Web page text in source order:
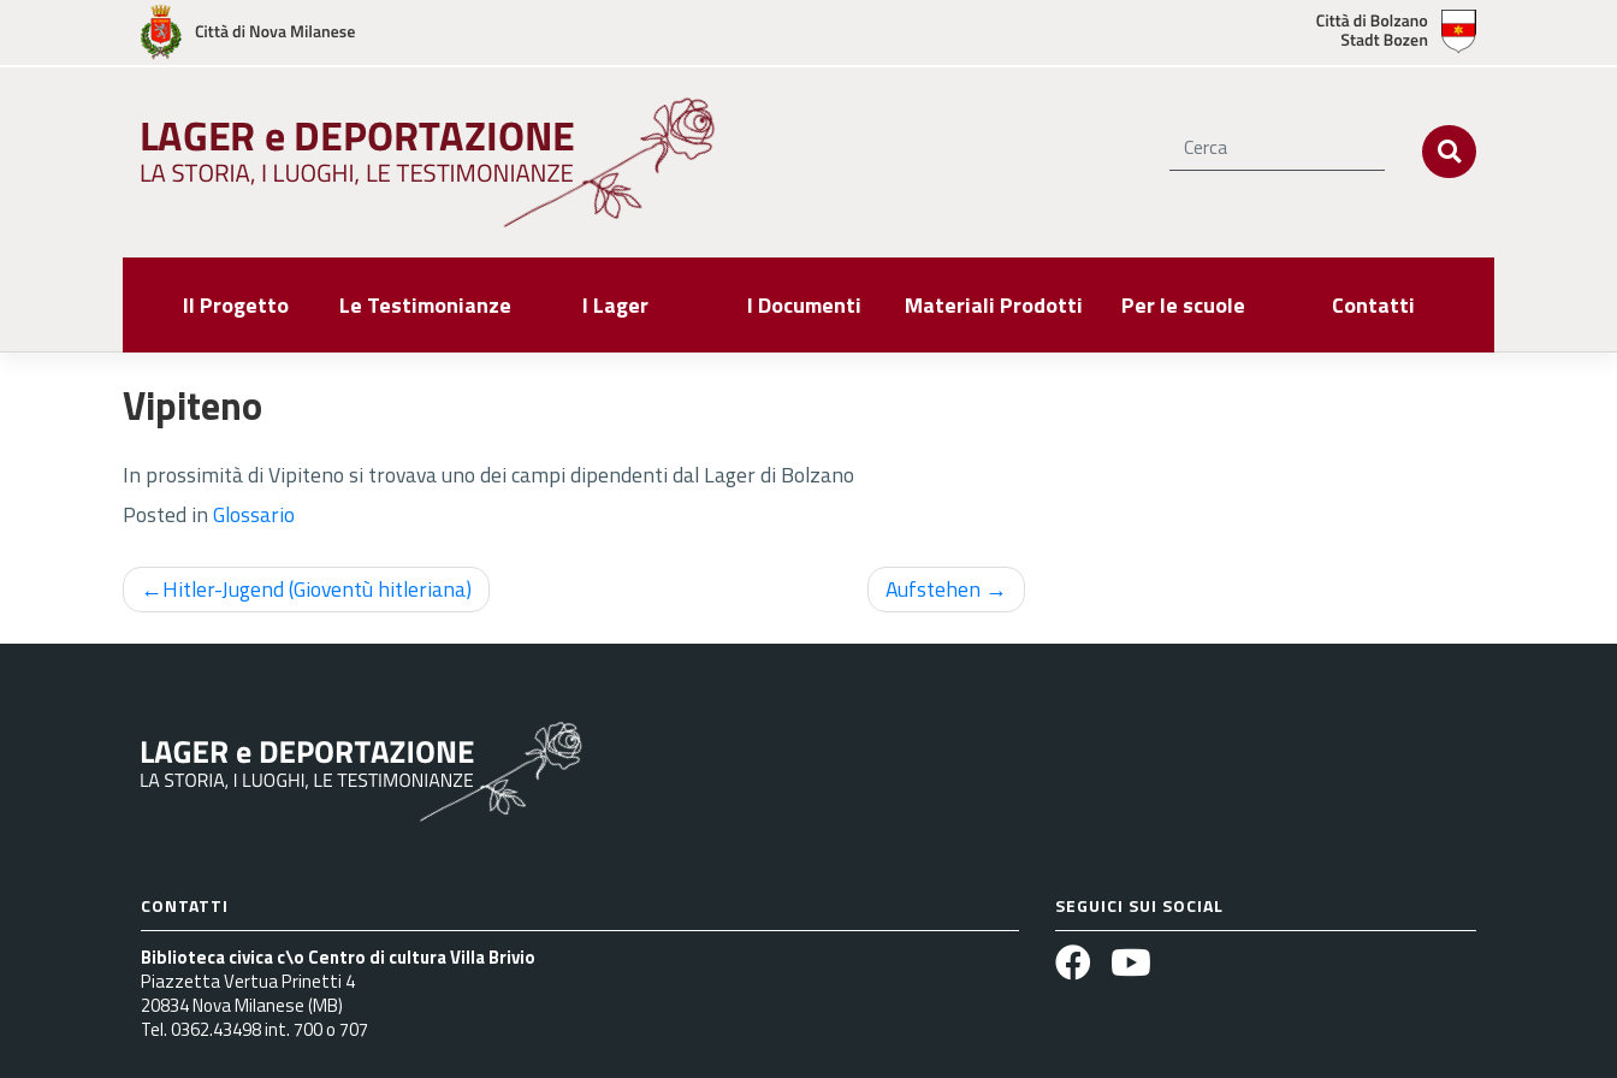
Il Progetto Le Testimonianze I Lager I Documenti Materiali Prodotti Per le scuole Contatti
Vipiteno
In prossimità di Vipiteno si trovava uno dei campi dipendenti dal Lager di Bolzano
Posted inGlossario
Navigazione
articoli
Hitler-Jugend (Gioventù hitleriana) Aufstehen
CONTATTI
Biblioteca civica c\o Centro di cultura Villa Brivio
Piazzetta Vertua Prinetti 4
20834 Nova Milanese (MB)
Tel. 0362.43498 int. 700 o 707
SEGUICI SUI SOCIAL